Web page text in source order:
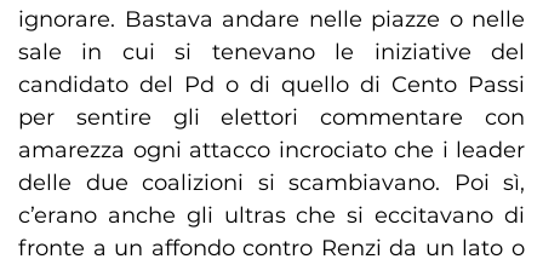
ignorare. Bastava andare nelle piazze o nelle
sale in cui si tenevano le iniziative del
candidato del Pd o di quello di Cento Passi
per sentire gli elettori commentare con
amarezza ogni attacco incrociato che i leader
delle due coalizioni si scambiavano. Poi sì,
c’erano anche gli ultras che si eccitavano di
fronte a un affondo contro Renzi da un lato o